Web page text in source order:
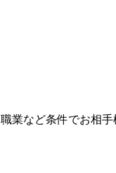
業など条件でお相